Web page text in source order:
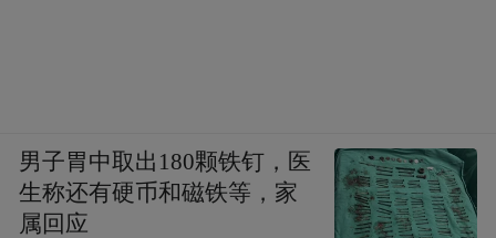
男子胃中取出180颗铁钉，医
生称还有硬币和磁铁等，家
属回应